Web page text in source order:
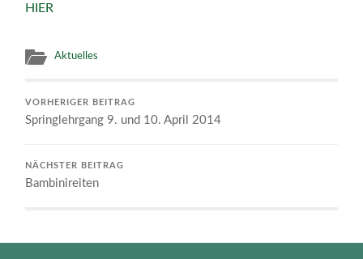
HIER
Aktuelles
VORHERIGER BEITRAG
Springlehrgang 9. und 10. April 2014
NÄCHSTER BEITRAG
Bambinireiten